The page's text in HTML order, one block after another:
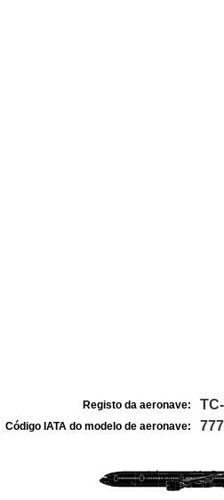
Registo da aeronave:
Código IATA do modelo de aeronave: